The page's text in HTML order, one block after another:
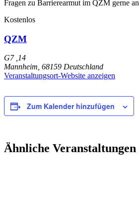
Fragen zu Barrierearmut im QZM gerne an
Kostenlos
QZM
G7 ,14
Mannheim 68159 Deutschland
Veranstaltungsort-Website anzeigen
Zum Kalender hinzufügen
Ähnliche Veranstaltungen